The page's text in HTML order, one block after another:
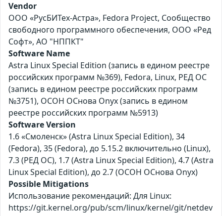
Vendor
ООО «РусБИТех-Астра», Fedora Project, Сообщество
свободного программного обеспечения, ООО «Ред
Софт», АО "НППКТ"
Software Name
Astra Linux Special Edition (запись в едином реестре
российских программ №369), Fedora, Linux, РЕД ОС
(запись в едином реестре российских программ
№3751), ОСОН ОСнова Оnyx (запись в едином
реестре российских программ №5913)
Software Version
1.6 «Смоленск» (Astra Linux Special Edition), 34
(Fedora), 35 (Fedora), до 5.15.2 включительно (Linux),
7.3 (РЕД ОС), 1.7 (Astra Linux Special Edition), 4.7 (Astra
Linux Special Edition), до 2.7 (ОСОН ОСнова Оnyx)
Possible Mitigations
Использование рекомендаций: Для Linux:
https://git.kernel.org/pub/scm/linux/kernel/git/netdev